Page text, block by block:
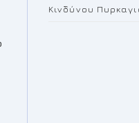
Κινδύνου